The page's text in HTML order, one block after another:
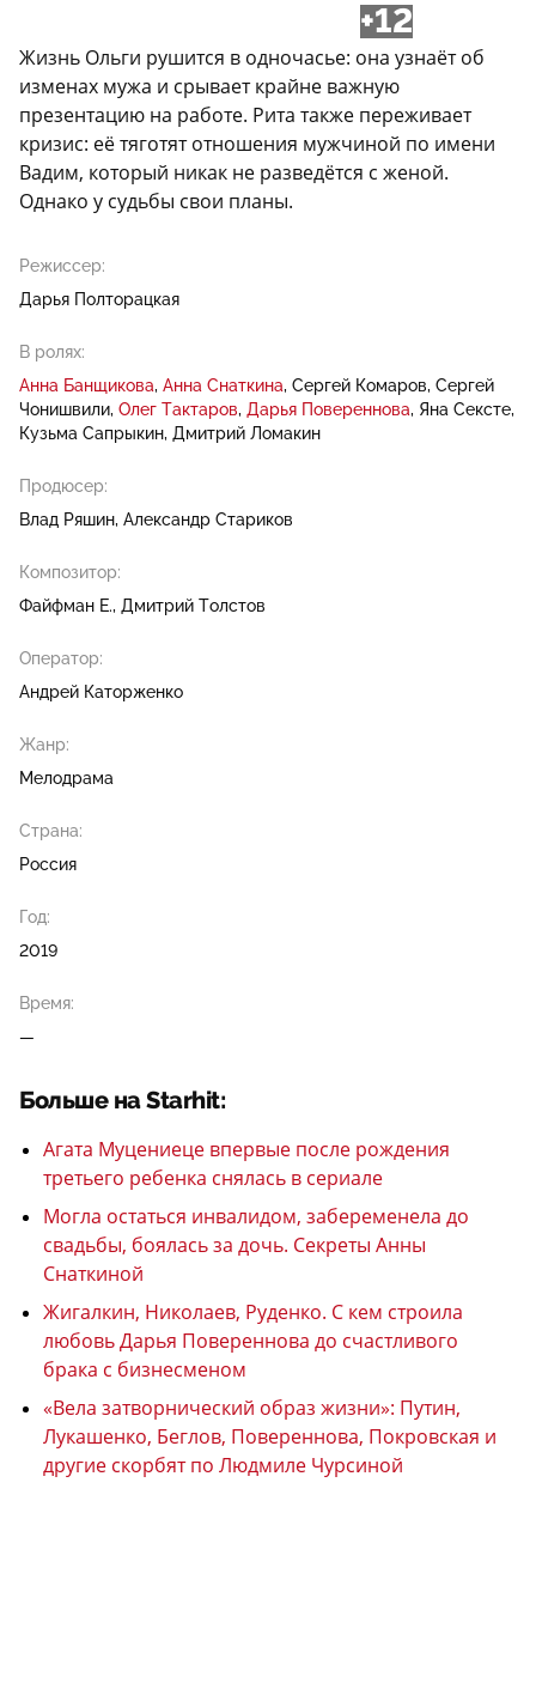
+12
Жизнь Ольги рушится в одночасье: она узнаёт об
изменах мужа и срывает крайне важную
презентацию на работе. Рита также переживает
кризис: её тяготят отношения мужчиной по имени
Вадим, который никак не разведётся с женой.
Однако у судьбы свои планы.
Режиссер:
Дарья Полторацкая
В ролях:
Анна Банщикова Анна Снаткина Сергей Комаров Сергей
Чонишвили Олег Тактаров Дарья Повереннова Яна Сексте
Кузьма Сапрыкин Дмитрий Ломакин
Продюсер:
Влад Ряшин Александр Стариков
Композитор:
Файфман Е. Дмитрий Толстов
Оператор:
Андрей Каторженко
Жанр:
Мелодрама
Страна:
Россия
Год:
2019
Время:
—
Больше на Starhit:
Агата Муцениеце впервые после рождения
третьего ребенка снялась в сериале
Могла остаться инвалидом, забеременела до
свадьбы, боялась за дочь. Секреты Анны
Снаткиной
Жигалкин, Николаев, Руденко. С кем строила
любовь Дарья Повереннова до счастливого
брака с бизнесменом
«Вела затворнический образ жизни»: Путин,
Лукашенко, Беглов, Повереннова, Покровская и
другие скорбят по Людмиле Чурсиной